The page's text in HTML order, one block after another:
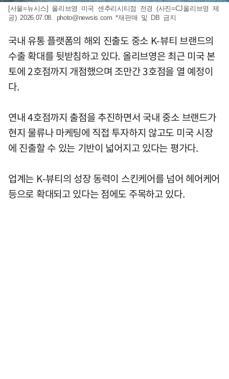
[서울=뉴시스] 올리브영 미국 센추리시티점 전경 (사진=CJ올리브영 제
공) 2026.07.08. photo@newsis.com *재판매 및 DB 금지
국내 유통 플랫폼의 해외 진출도 중소 K-뷰티 브랜드의
수출 확대를 뒷받침하고 있다. 올리브영은 최근 미국 본
토에 2호점까지 개점했으며 조만간 3호점을 열 예정이
다.
연내 4호점까지 출점을 추진하면서 국내 중소 브랜드가
현지 물류나 마케팅에 직접 투자하지 않고도 미국 시장
에 진출할 수 있는 기반이 넓어지고 있다는 평가다.
업계는 K-뷰티의 성장 동력이 스킨케어를 넘어 헤어케어
등으로 확대되고 있다는 점에도 주목하고 있다.